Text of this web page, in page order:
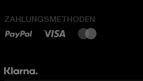
ZAHLUNGSMETHODEN